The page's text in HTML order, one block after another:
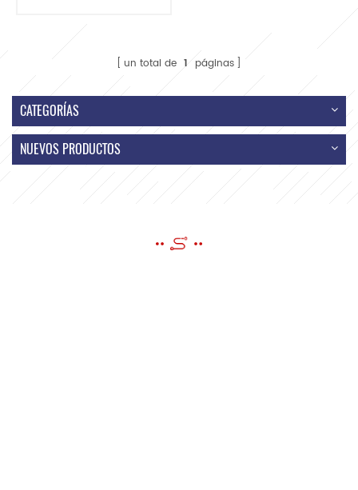
un total de 1 páginas
CATEGORÍAS
NUEVOS PRODUCTOS